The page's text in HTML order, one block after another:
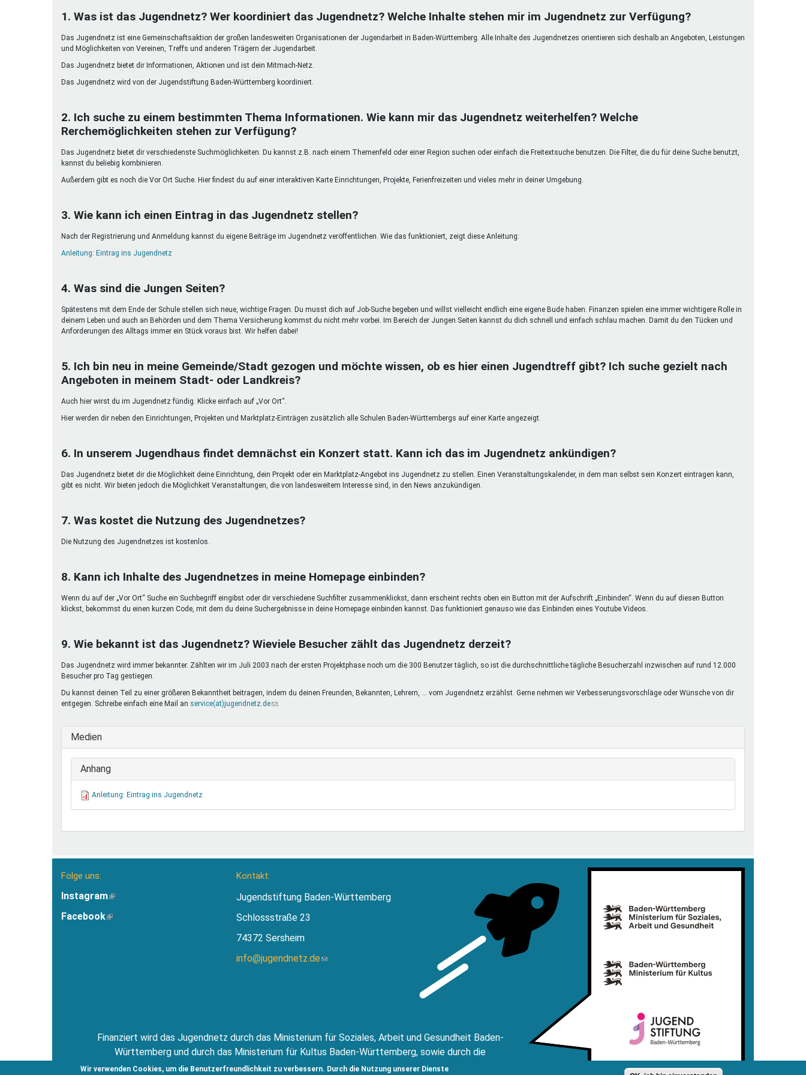
Wir verwenden Cookies, um die Benutzerfreundlichkeit zu verbessern. Durch die Nutzung unserer Dienste
Vielfaltcoach
Umweltmentoren
SMpfau (SMV)
SMV im Kultusportal
Vielfaltcoach
Jugendarbeitsnetz
1. Was ist das Jugendnetz? Wer koordiniert das Jugendnetz? Welche Inhalte stehen mir im Jugendnetz zur Verfügung?
Das Jugendnetz ist eine Gemeinschaftsaktion der großen landesweiten Organisationen der Jugendarbeit in Baden-Württemberg. Alle Inhalte des Jugendnetzes orientieren sich deshalb an Angeboten, Leistungen
und Möglichkeiten von Vereinen, Treffs und anderen Trägern der Jugendarbeit.
Das Jugendnetz bietet dir Informationen, Aktionen und ist dein Mitmach-Netz.
Das Jugendnetz wird von der Jugendstiftung Baden-Württemberg koordiniert.
2. Ich suche zu einem bestimmten Thema Informationen. Wie kann mir das Jugendnetz weiterhelfen? Welche
Rerchemöglichkeiten stehen zur Verfügung?
Das Jugendnetz bietet dir verschiedenste Suchmöglichkeiten. Du kannst z.B. nach einem Themenfeld oder einer Region suchen oder einfach die Freitextsuche benutzen. Die Filter, die du für deine Suche benutzt,
kannst du beliebig kombinieren.
Außerdem gibt es noch die Vor Ort Suche. Hier findest du auf einer interaktiven Karte Einrichtungen, Projekte, Ferienfreizeiten und vieles mehr in deiner Umgebung.
3. Wie kann ich einen Eintrag in das Jugendnetz stellen?
Nach der Registrierung und Anmeldung kannst du eigene Beiträge im Jugendnetz veröffentlichen. Wie das funktioniert, zeigt diese Anleitung:
Anleitung: Eintrag ins Jugendnetz
4. Was sind die Jungen Seiten?
Spätestens mit dem Ende der Schule stellen sich neue, wichtige Fragen. Du musst dich auf Job-Suche begeben und willst vielleicht endlich eine eigene Bude haben. Finanzen spielen eine immer wichtigere Rolle in
deinem Leben und auch an Behörden und dem Thema Versicherung kommst du nicht mehr vorbei. Im Bereich der Jungen Seiten kannst du dich schnell und einfach schlau machen. Damit du den Tücken und
Anforderungen des Alltags immer ein Stück voraus bist. Wir helfen dabei!
5. Ich bin neu in meine Gemeinde/Stadt gezogen und möchte wissen, ob es hier einen Jugendtreff gibt? Ich suche gezielt nach
Angeboten in meinem Stadt- oder Landkreis?
Auch hier wirst du im Jugendnetz fündig. Klicke einfach auf „Vor Ort“.
Hier werden dir neben den Einrichtungen, Projekten und Marktplatz-Einträgen zusätzlich alle Schulen Baden-Württembergs auf einer Karte angezeigt.
6. In unserem Jugendhaus findet demnächst ein Konzert statt. Kann ich das im Jugendnetz ankündigen?
Das Jugendnetz bietet dir die Möglichkeit deine Einrichtung, dein Projekt oder ein Marktplatz-Angebot ins Jugendnetz zu stellen. Einen Veranstaltungskalender, in dem man selbst sein Konzert eintragen kann,
gibt es nicht. Wir bieten jedoch die Möglichkeit Veranstaltungen, die von landesweitem Interesse sind, in den News anzukündigen.
7. Was kostet die Nutzung des Jugendnetzes?
Die Nutzung des Jugendnetzes ist kostenlos.
8. Kann ich Inhalte des Jugendnetzes in meine Homepage einbinden?
Wenn du auf der „Vor Ort“ Suche ein Suchbegriff eingibst oder dir verschiedene Suchfilter zusammenklickst, dann erscheint rechts oben ein Button mit der Aufschrift „Einbinden“. Wenn du auf diesen Button
klickst, bekommst du einen kurzen Code, mit dem du deine Suchergebnisse in deine Homepage einbinden kannst. Das funktioniert genauso wie das Einbinden eines Youtube Videos.
9. Wie bekannt ist das Jugendnetz? Wieviele Besucher zählt das Jugendnetz derzeit?
Das Jugendnetz wird immer bekannter. Zählten wir im Juli 2003 nach der ersten Projektphase noch um die 300 Benutzer täglich, so ist die durchschnittliche tägliche Besucherzahl inzwischen auf rund 12.000
Besucher pro Tag gestiegen.
Du kannst deinen Teil zu einer größeren Bekanntheit beitragen, indem du deinen Freunden, Bekannten, Lehrern, ... vom Jugendnetz erzählst. Gerne nehmen wir Verbesserungsvorschläge oder Wünsche von dir
entgegen. Schreibe einfach eine Mail an service(at)jugendnetz.de(Link
E-
.
Medien
Anhang
Anleitung: Eintrag ins Jugendnetz
Folge uns:
Instagram(Link
extern)
Facebook(Link
Kontakt:
Jugendstiftung Baden-Württemberg
Schlossstraße 23
74372 Sersheim
info@jugendnetz.de(Link
Finanziert wird das Jugendnetz durch das Ministerium für Soziales, Arbeit und Gesundheit Baden-
Württemberg und durch das Ministerium für Kultus Baden-Württemberg, sowie durch die
Jugendstiftung Baden Württemberg.